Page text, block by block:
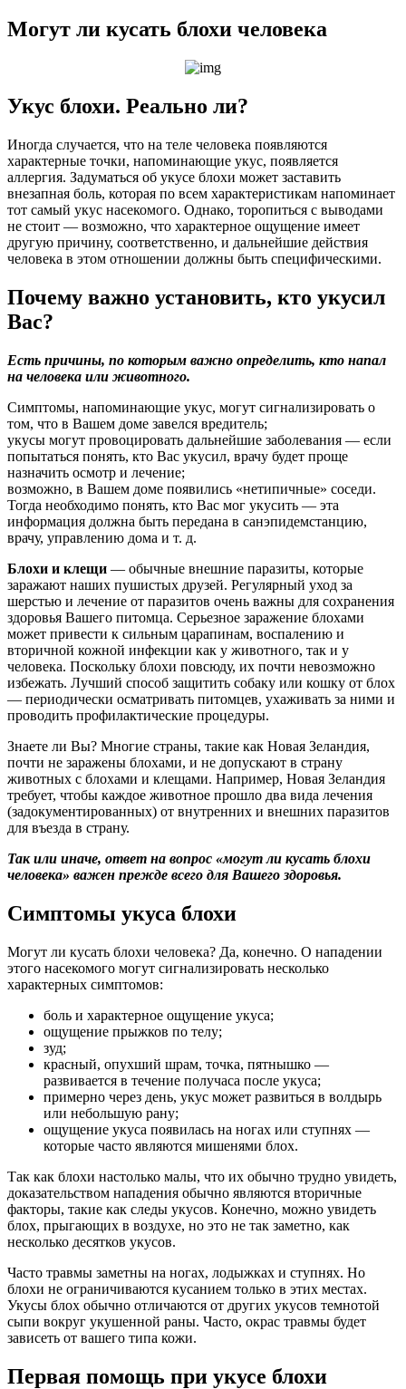
Могут ли кусать блохи человека
Укус блохи. Реально ли?
Иногда случается, что на теле человека появляются
характерные точки, напоминающие укус, появляется
аллергия. Задуматься об укусе блохи может заставить
внезапная боль, которая по всем характеристикам напоминает
тот самый укус насекомого. Однако, торопиться с выводами
не стоит — возможно, что характерное ощущение имеет
другую причину, соответственно, и дальнейшие действия
человека в этом отношении должны быть специфическими.
Почему важно установить, кто укусил
Вас?
Есть причины, по которым важно определить, кто напал
на человека или животного.
Симптомы, напоминающие укус, могут сигнализировать о
том, что в Вашем доме завелся вредитель;
укусы могут провоцировать дальнейшие заболевания — если
попытаться понять, кто Вас укусил, врачу будет проще
назначить осмотр и лечение;
возможно, в Вашем доме появились «нетипичные» соседи.
Тогда необходимо понять, кто Вас мог укусить — эта
информация должна быть передана в санэпидемстанцию,
врачу, управлению дома и т. д.
Блохи и клещи — обычные внешние паразиты, которые
заражают наших пушистых друзей. Регулярный уход за
шерстью и лечение от паразитов очень важны для сохранения
здоровья Вашего питомца. Серьезное заражение блохами
может привести к сильным царапинам, воспалению и
вторичной кожной инфекции как у животного, так и у
человека. Поскольку блохи повсюду, их почти невозможно
избежать. Лучший способ защитить собаку или кошку от блох
— периодически осматривать питомцев, ухаживать за ними и
проводить профилактические процедуры.
Знаете ли Вы? Многие страны, такие как Новая Зеландия,
почти не заражены блохами, и не допускают в страну
животных с блохами и клещами. Например, Новая Зеландия
требует, чтобы каждое животное прошло два вида лечения
(задокументированных) от внутренних и внешних паразитов
для въезда в страну.
Так или иначе, ответ на вопрос «могут ли кусать блохи
человека» важен прежде всего для Вашего здоровья.
Симптомы укуса блохи
Могут ли кусать блохи человека? Да, конечно. О нападении
этого насекомого могут сигнализировать несколько
характерных симптомов:
боль и характерное ощущение укуса;
ощущение прыжков по телу;
зуд;
красный, опухший шрам, точка, пятнышко —
развивается в течение получаса после укуса;
примерно через день, укус может развиться в волдырь
или небольшую рану;
ощущение укуса появилась на ногах или ступнях —
которые часто являются мишенями блох.
Так как блохи настолько малы, что их обычно трудно увидеть,
доказательством нападения обычно являются вторичные
факторы, такие как следы укусов. Конечно, можно увидеть
блох, прыгающих в воздухе, но это не так заметно, как
несколько десятков укусов.
Часто травмы заметны на ногах, лодыжках и ступнях. Но
блохи не ограничиваются кусанием только в этих местах.
Укусы блох обычно отличаются от других укусов темнотой
сыпи вокруг укушенной раны. Часто, окрас травмы будет
зависеть от вашего типа кожи.
Первая помощь при укусе блохи